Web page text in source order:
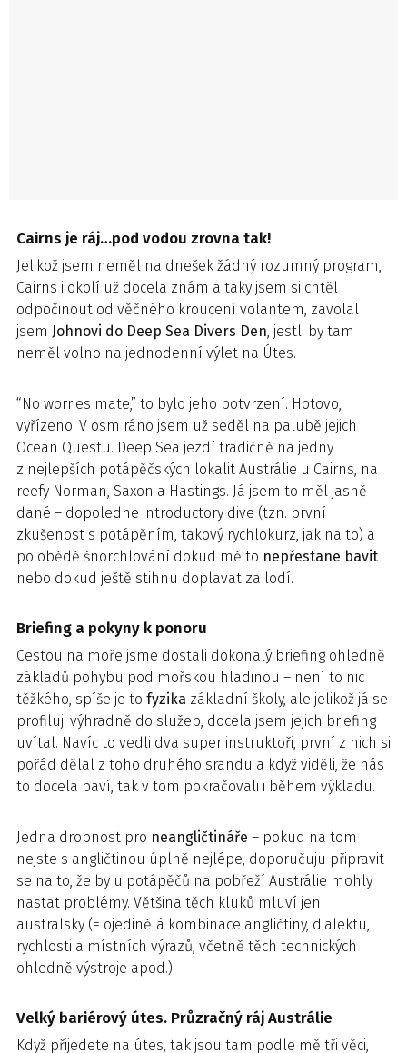
Cairns je ráj…pod vodou zrovna tak!
Jelikož jsem neměl na dnešek žádný rozumný program,
Cairns i okolí už docela znám a taky jsem si chtěl
odpočinout od věčného kroucení volantem, zavolal
jsem Johnovi do Deep Sea Divers Den, jestli by tam
neměl volno na jednodenní výlet na Útes.
“No worries mate,” to bylo jeho potvrzení. Hotovo,
vyřízeno. V osm ráno jsem už seděl na palubě jejich
Ocean Questu. Deep Sea jezdí tradičně na jedny
z nejlepších potápěčských lokalit Austrálie u Cairns, na
reefy Norman, Saxon a Hastings. Já jsem to měl jasně
dané – dopoledne introductory dive (tzn. první
zkušenost s potápěním, takový rychlokurz, jak na to) a
po obědě šnorchlování dokud mě to nepřestane bavit
nebo dokud ještě stihnu doplavat za lodí.
Briefing a pokyny k ponoru
Cestou na moře jsme dostali dokonalý briefing ohledně
základů pohybu pod mořskou hladinou – není to nic
těžkého, spíše je to fyzika základní školy, ale jelikož já se
profiluji výhradně do služeb, docela jsem jejich briefing
uvítal. Navíc to vedli dva super instruktoři, první z nich si
pořád dělal z toho druhého srandu a když viděli, že nás
to docela baví, tak v tom pokračovali i během výkladu.
Jedna drobnost pro neangličtináře – pokud na tom
nejste s angličtinou úplně nejlépe, doporučuju připravit
se na to, že by u potápěčů na pobřeží Austrálie mohly
nastat problémy. Většina těch kluků mluví jen
australsky (= ojedinělá kombinace angličtiny, dialektu,
rychlosti a místních výrazů, včetně těch technických
ohledně výstroje apod.).
Velký bariérový útes. Průzračný ráj Austrálie
Když přijedete na útes, tak jsou tam podle mě tři věci,